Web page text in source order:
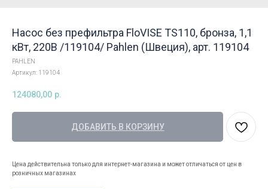
Насос без префильтра FloVISE TS110, бронза, 1,1
кВт, 220В /119104/ Pahlen (Швеция), арт. 119104
PAHLEN
Артикул: 119104
124080,00 р.
ДОБАВИТЬ В КОРЗИНУ
Цена действительна только для интернет-магазина и может отличаться от цен в
розничных магазинах